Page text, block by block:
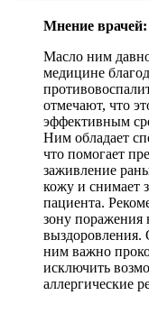
Мнение врачей:
Масло ним
медицине
отмечают, что
эффективным
Ним обладает
что помогает
заживление
кожу и снимает
пациента.
зону поражения
выздоровления.
ним важно
исключить
аллергические